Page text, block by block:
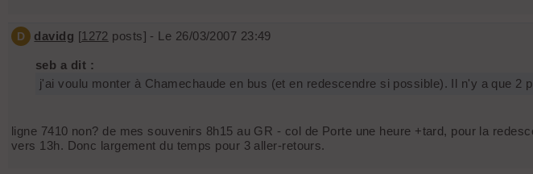
D davidg [1272 posts] - Le 26/03/2007 23:49
seb a dit :
j'ai voulu monter à Chamechaude en bus (et en redescendre si possible). Il n'y a que 2
ligne 7410 non? de mes souvenirs 8h15 au GR - col de Porte une heure +tard, pour la
vers 13h. Donc largement du temps pour 3 aller-retours.